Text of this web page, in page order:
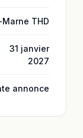
THD
31 janvier
2027
annonce